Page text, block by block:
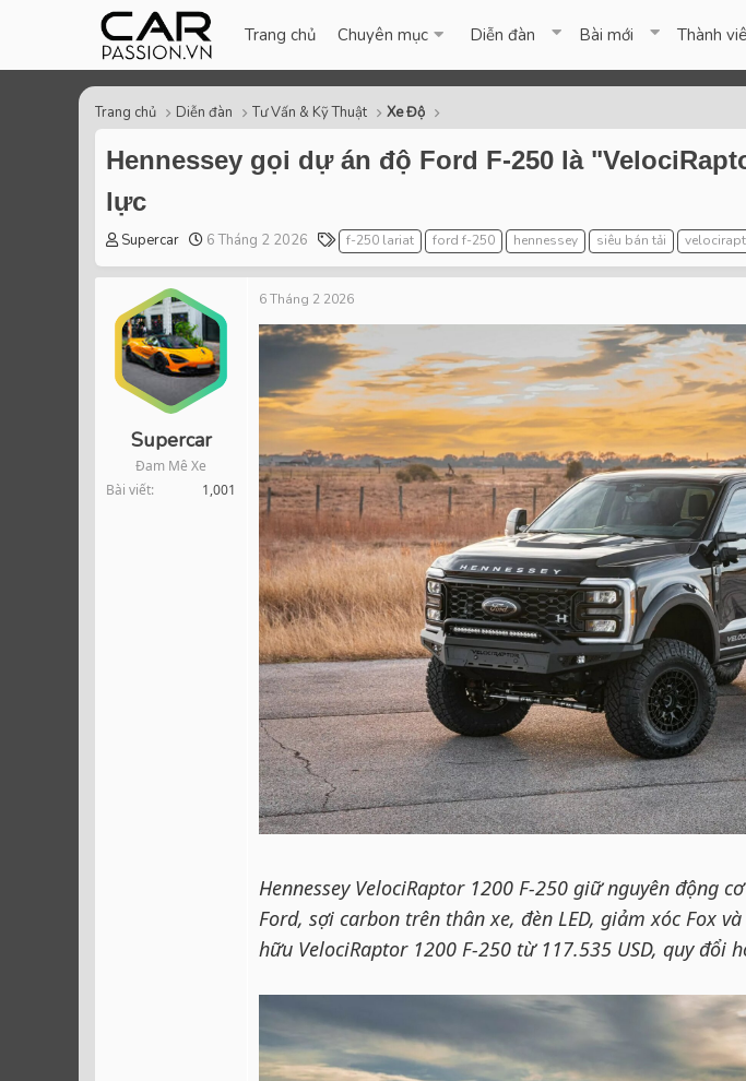
Trang chủ Chuyên mục Diễn đàn Bài mới Thành
Trang chủ Diễn đàn Tư Vấn & Kỹ Thuật Xe Độ
Hennessey gọi dự án độ Ford F-250 là
lực
T
r
a
d
s
t
r
Supercar
S
a
r
d
a
t
6 Tháng 2 2026
T
a
g
s
f-250 lariat ford f-250 hennessey siêu bán tải
Supercar
Đam Mê Xe
Bài viết
1,001
6 Tháng 2 2026
Hennessey VelociRaptor 1200 F-250 giữ nguyên động
Ford, sợi carbon trên thân xe, đèn LED, giảm xóc Fox
hữu VelociRaptor 1200 F-250 từ 117.535 USD, quy đổi